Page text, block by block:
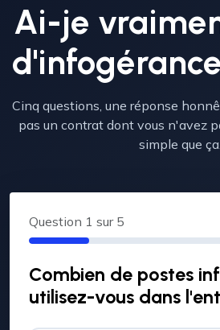
Ai-je
Cinq questions, une réponse
pas un contrat dont vous n'avez
simple que ça.
Question 1 sur 5
Combien de postes
utilisez-vous dans